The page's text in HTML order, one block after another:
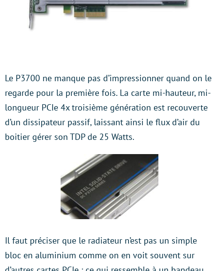
Le P3700 ne manque pas d’impressionner quand on le
regarde pour la première fois. La carte mi-hauteur, mi-
longueur PCIe 4x troisième génération est recouverte
d’un dissipateur passif, laissant ainsi le flux d’air du
boitier gérer son TDP de 25 Watts.
Il faut préciser que le radiateur n’est pas un simple
bloc en aluminium comme on en voit souvent sur